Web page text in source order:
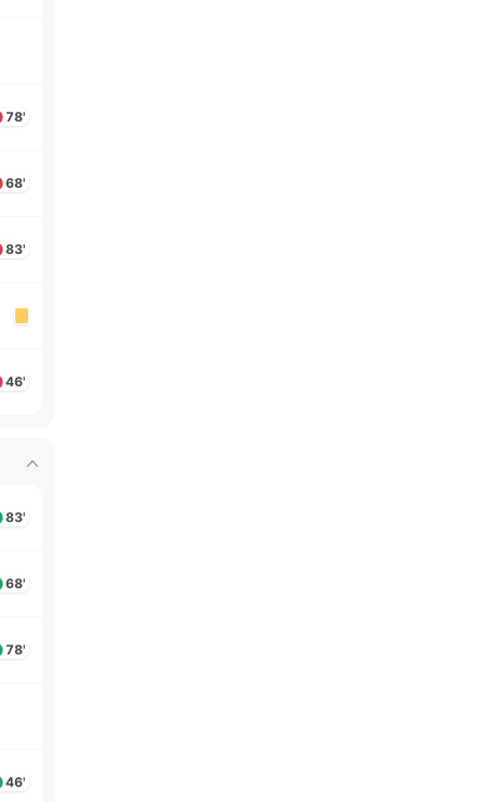
78'
68'
83'
46'
83'
68'
78'
46'